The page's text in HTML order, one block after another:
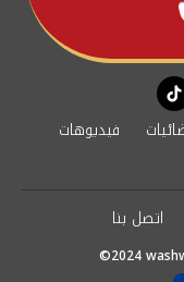
tiktok
فيديوهات
اتصل بنا
©2024